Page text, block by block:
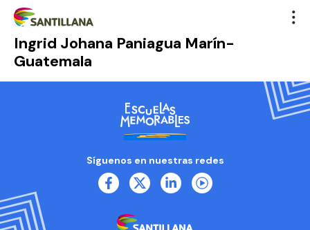
Ingrid Johana Paniagua Marín-
Guatemala
Síguenos en nuestras redes